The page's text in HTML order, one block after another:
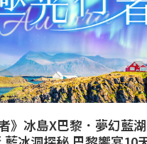
》冰島X巴黎．夢幻藍